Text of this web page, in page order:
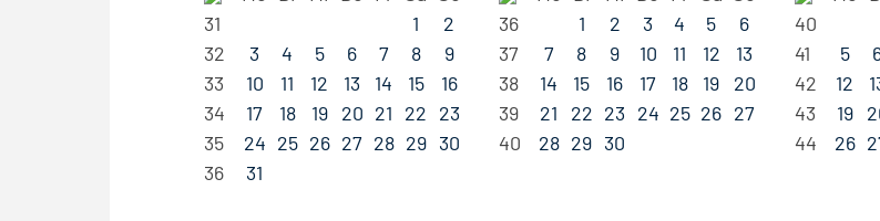
31
1
2
32
3 4 5 6 7 8
9
33
10 11 12 13 14 15
16
34
17 18 19 20 21 22 23
35
24 25 26 27 28 29 30
36
31
36
1 2 3 4 5
6
37
7 8 9 10 11 12
13
38
14 15 16 17 18 19
20
39
21 22 23 24 25 26 27
40
28 29 30
40
41
5
42
12
43
19
44
26